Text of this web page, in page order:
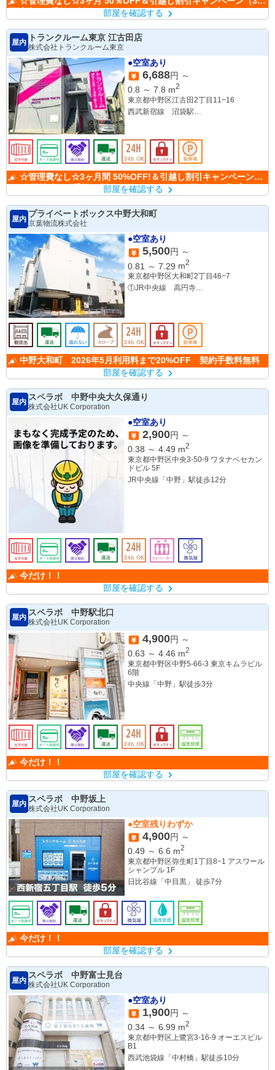
円補助）＆乗換え割引キャンペーン（3万円ギフト券プレゼント)
部屋を確認する
屋内
トランクルーム東京 江古田店
株式会社トランクルーム東京
●空室あり
6,688円 ～
0.8 ～ 7.8 m2
東京都中野区江古田2丁目11−16
西武新宿線 沼袋駅
（3万円補助）＆乗換え割引キャンペーン（3万円ギフト券プレゼン
ト)
部屋を確認する
屋内
プライベートボックス中野大和町
京葉物流株式会社
●空室あり
5,500円 ～
0.81
～ 7.29 m2
東京都中野区大和町2丁目46−7
①JR中央線 高円寺
中野大和町 2026年5月利用料まで20%OFF 契約手数料無料
部屋を確認する
屋内
スペラボ 中野中央大久保通り
株式会社UK Corporation
●空室あり
2,900円 ～
0.38 ～ 4.49 m2
東京都中野区中央3-50-9 ワタナベセカン
ドビル 5F
JR中央線「中野」駅徒歩12分
今だけ！！
部屋を確認する
屋内
スペラボ 中野駅北口
株式会社UK Corporation
4,900円 ～
0.63 ～ 4.46 m2
東京都中野区中野5-66-3 東京キムラビル
6階
中央線「中野」駅徒歩3分
今だけ！！
部屋を確認する
屋内
スペラボ 中野坂上
株式会社UK Corporation
●空室残りわずか
4,900円 ～
0.49 ～ 6.6 m2
東京都中野区弥生町1丁目8−1 アスワール
シャンプル 1F
日比谷線「中目黒」 徒歩7分
今だけ！！
部屋を確認する
屋内
スペラボ 中野富士見台
株式会社UK Corporation
●空室あり
1,900円 ～
0.34 ～ 6.99 m2
東京都中野区上鷺宮3-16-9 オーエスビル
B1
西武池袋線「中村橋」駅徒歩10分